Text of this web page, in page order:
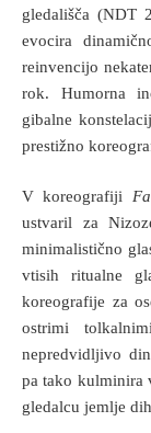
gledališča (NDT
evocira
reinvencijo
rok. Humorna
gibalne
prestižno
V koreografiji
ustvaril za
minimalistično
vtisih ritualne
koreografije za
ostrimi
nepredvidljivo
pa tako kulminira
gledalcu jemlje